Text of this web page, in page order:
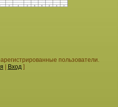
пользователи.
Вход]